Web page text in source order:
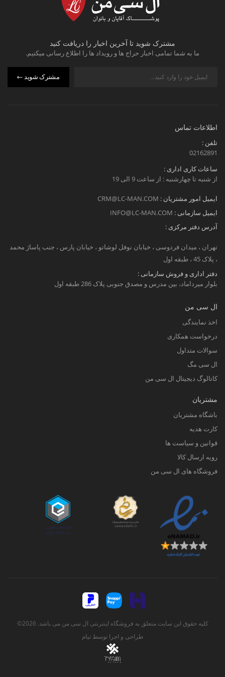
مشترک شوید تا آخرین اخبار را دریافت کنید
ما به شما تمامی اخبار حراج ها و رویداد ها را اطلاع رسانی میکنیم.
مشترک شوید
اطلاعات تماس
تلفن :
02162891
ساعات کاری اداری :
از شنبه تا چهارشنبه : از ساعت 9 الی 19
ایمیل امور مشتریان : CRM@LC-MAN.COM
ایمیل سازمانی : INFO@LC-MAN.COM
آدرس دفتر مرکزی :
تهران ، میدان فردوسی ، خبابان نوفل لوشاتو ، خیابان پارس ، جنب پاساژ محمد
، پلاک 45 ، طبقه اول
دفتر اداری و فروش سازمانی :
بلوار میرداماد، بین مدرس و مصدق جنوبی پلاک 286 طبقه اول
ال سی من
اخذ نمایندگی
درخواست همکاری
سوالات متداول
ال سی مگ
کاتالوگ دیجیتال ال سی من
مشتریان
باشگاه مشتریان
کارت هدیه
قوانین و سیاست ها
رویه ارسال کالا
فروشگاه های ال سی من
کلیه حقوق این سایت متعلق به فروشگاه اینترنتی ال سی من می باشد. 2026©
طراحی و اجرا توسطتیام